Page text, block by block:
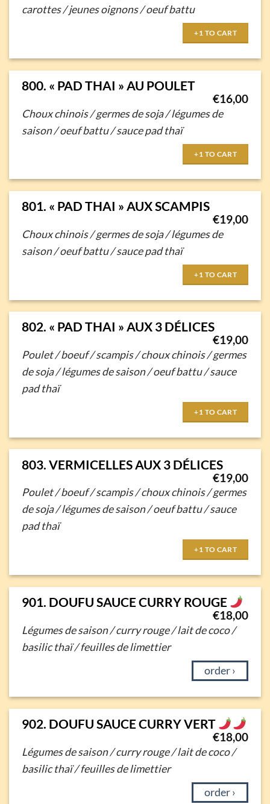
carottes / jeunes oignons / oeuf battu
+1 TO CART
800. « PAD THAI » AU POULET
€16,00
Choux chinois / germes de soja / légumes de
saison / oeuf battu / sauce pad thaï
+1 TO CART
801. « PAD THAI » AUX SCAMPIS
€19,00
Choux chinois / germes de soja / légumes de
saison / oeuf battu / sauce pad thaï
+1 TO CART
802. « PAD THAI » AUX 3 DÉLICES
€19,00
Poulet / boeuf / scampis / choux chinois / germes
de soja /légumes de saison / oeuf battu / sauce
pad thaï
+1 TO CART
803. VERMICELLES AUX 3 DÉLICES
€19,00
Poulet / boeuf / scampis / choux chinois / germes
de soja /légumes de saison / oeuf battu / sauce
pad thaï
+1 TO CART
901. DOUFU SAUCE CURRY ROUGE
€18,00
Légumes de saison / curry rouge / lait de coco /
basilic thaï / feuilles de limettier
order ›
902. DOUFU SAUCE CURRY VERT
€18,00
Légumes de saison / curry rouge / lait de coco /
basilic thaï / feuilles de limettier
order ›